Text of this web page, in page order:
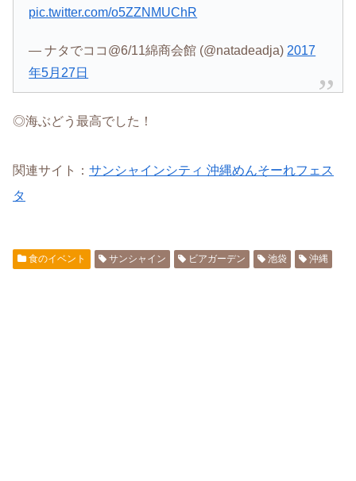
pic.twitter.com/o5ZZNMUChR
— ナタでココ@6/11綿商会館 (@natadeadja) 2017
年5月27日
◎海ぶどう最高でした！
関連サイト： サンシャインシティ 沖縄めんそーれフェス
タ
食のイベント サンシャイン ビアガーデン 池袋 沖縄